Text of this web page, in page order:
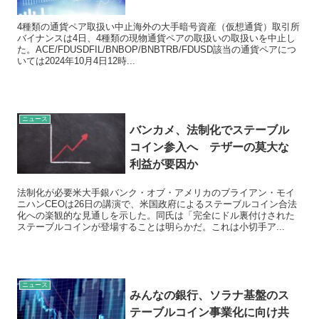
4種類の通貨ペア取扱い中止海外の大手暗号資産（仮想通貨）取引所
バイナンスは4日、4種類の現物通貨ペアの取扱いの取扱いを中止し
た。ACE/FDUSDFIL/BNBOP/BNBTRB/FDUSD該当の通貨ペアにつ
いては2024年10月4日12時...
ニュース
バンカメ、法制化でステーブル
コイン参入へ テザーの莫大な
利益が要因か
法制化が必要米大手銀バンク・オブ・アメリカのブライアン・モイ
ニハンCEOは26日の講演で、米国政府によるステーブルコイン合法
化への楽観的な見通しを示した。同氏は「完全にドル裏付けされた
ステーブルコインが登場することは明らかだ。これは小切手ア...
ニュース
みんなの銀行、ソラナ基盤のス
テーブルコイン事業化に向け共